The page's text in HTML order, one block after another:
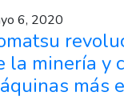
6, 2020
la minería y
más